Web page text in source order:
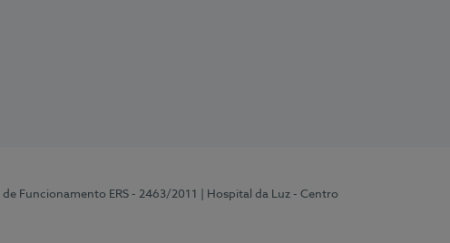
de Funcionamento ERS - 2463/2011
| Hospital da Luz - Centro